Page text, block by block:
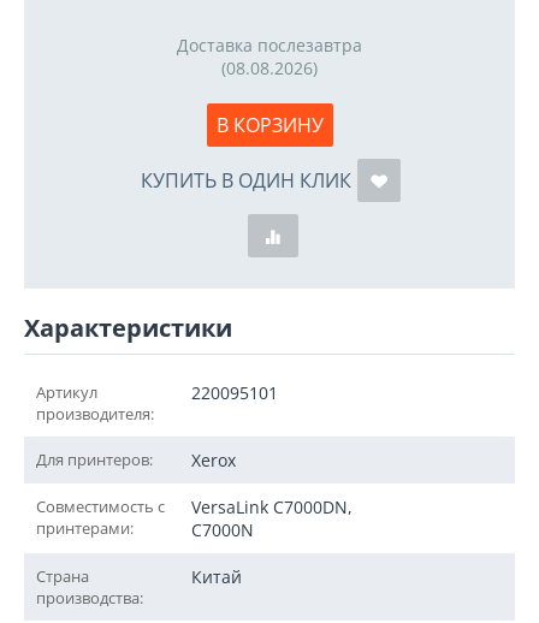
Доставка послезавтра
(08.08.2026)
В КОРЗИНУ
КУПИТЬ В ОДИН КЛИК
Характеристики
Артикул
производителя:
220095101
Для принтеров: Xerox
Совместимость с
принтерами:
VersaLink C7000DN,
C7000N
Страна
производства:
Китай